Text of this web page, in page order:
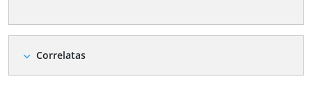
expand_more Correlatas